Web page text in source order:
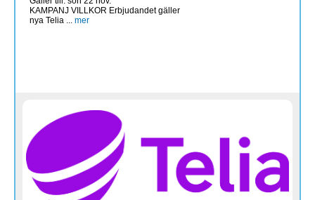
KAMPANJ VILLKOR Erbjudandet gäller
nya Telia ... mer